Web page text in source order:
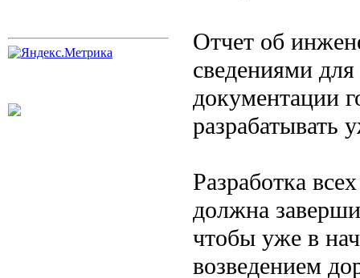
Отчет об
сведениями
документации
разрабатывать
Разработка
должна
чтобы уже в
возведением